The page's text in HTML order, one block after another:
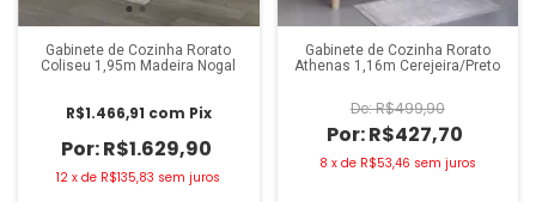
Gabinete de Cozinha Rorato
Coliseu 1,95m Madeira Nogal
R$1.629,90
R$1.466,91 com Pix
12 xde R$135,83 sem juros
Gabinete de Cozinha Rorato
Athenas 1,16m Cerejeira/Preto
R$427,70
R$499,90
8 x de R$53,46 sem juros